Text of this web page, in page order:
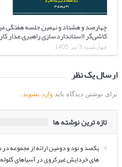
چهارصد و هشتاد و نهمین جلسه هفتگی
کاشی‌گر (استانداردسازی راهبری مدار
چهارشنبه 3 تیر 1405
ارسال یک نظر
برای نوشتن دیدگاه باید وارد بشوید
تازه ترین نوشته ها
یکصد و نود و دومین ارائه از مجموعه در
های خردایش غیرکروی در آسیاهای